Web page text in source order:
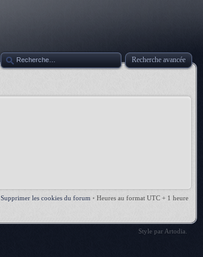
Recherche avancée
Supprimer les cookies du forum • Heures au format UTC + 1 heure
Style par Artodia